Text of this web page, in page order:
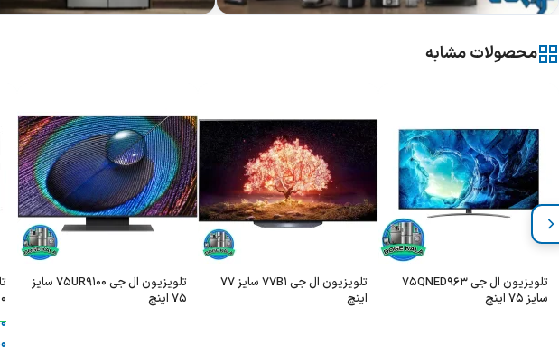
محصولات مشابه
تلویزیون ال جی 75QNED963
سایز 75 اینچ
تلویزیون ال جی 77B1 سایز 77
اینچ
تلویزیون ال جی 75UR9100 سایز
75 اینچ